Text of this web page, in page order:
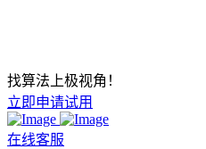
找算法上极视角！
立即申请试用
在线客服